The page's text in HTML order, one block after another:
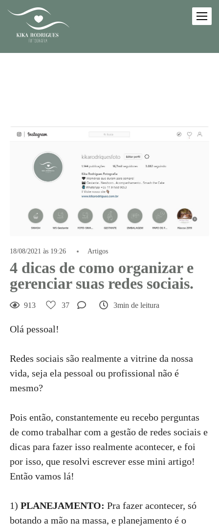
18/08/2021 às 19:26 Artigos
4 dicas de como organizar e
gerenciar suas redes sociais.
913 37 3min de leitura
Olá pessoal!
Redes sociais são realmente a vitrine da nossa
vida, seja ela pessoal ou profissional não é
mesmo?
Pois então, constantemente eu recebo perguntas
de como trabalhar com a gestão de redes sociais e
dicas para fazer isso realmente acontecer, e foi
por isso, que resolvi escrever esse mini artigo!
Então vamos lá!
1) PLANEJAMENTO: Pra fazer acontecer, só
botando a mão na massa, e planejamento é o